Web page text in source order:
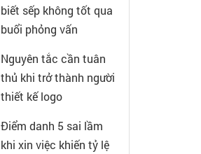
biết sếp không tốt qua
buổi phỏng vấn
Nguyên tắc cần tuân
thủ khi trở thành người
thiết kế logo
Điểm danh 5 sai lầm
khi xin việc khiến tỷ lệ